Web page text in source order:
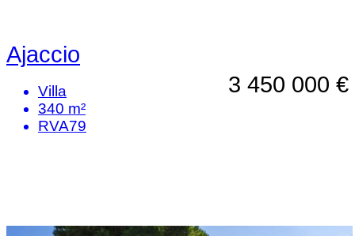
Ajaccio
3 450 000 €
Villa
340 m²
RVA79